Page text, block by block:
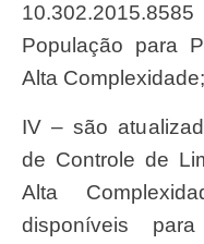
População para
Alta
IV – são atualizados diariamente no Sistema
de Controle de
Alta
disponíveis